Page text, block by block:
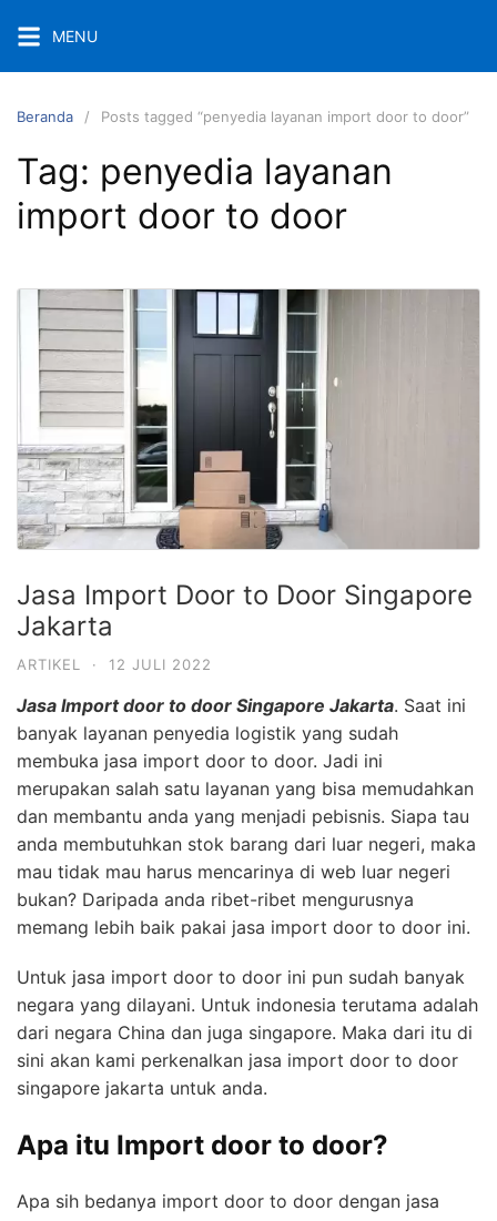
ke
konten
MENU
Beranda Posts tagged “penyedia layanan import door to door”
Tag: penyedia layanan
import door to door
Jasa Import Door to Door Singapore
Jakarta
ARTIKEL · 12 JULI 2022
Jasa Import door to door Singapore Jakarta. Saat ini
banyak layanan penyedia logistik yang sudah
membuka jasa import door to door. Jadi ini
merupakan salah satu layanan yang bisa memudahkan
dan membantu anda yang menjadi pebisnis. Siapa tau
anda membutuhkan stok barang dari luar negeri, maka
mau tidak mau harus mencarinya di web luar negeri
bukan? Daripada anda ribet-ribet mengurusnya
memang lebih baik pakai jasa import door to door ini.
Untuk jasa import door to door ini pun sudah banyak
negara yang dilayani. Untuk indonesia terutama adalah
dari negara China dan juga singapore. Maka dari itu di
sini akan kami perkenalkan jasa import door to door
singapore jakarta untuk anda.
Apa itu Import door to door?
Apa sih bedanya import door to door dengan jasa